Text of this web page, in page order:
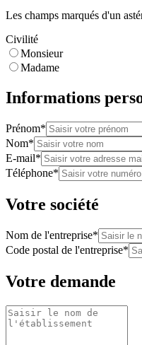
Les champs marqués d'un
Civilité
Monsieur
Madame
Informations
Prénom*
Nom*
E-mail*
Téléphone*
Votre société
Nom de l'entreprise*
Code postal de l'entreprise*
Votre demande